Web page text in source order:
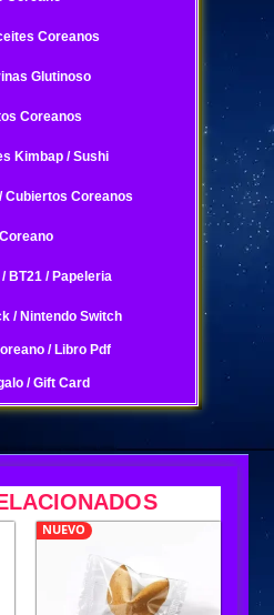
Coreanos
Glutinoso
Coreanos
Kimbap / Sushi
Cubiertos Coreanos
BT21 / Papeleria
/ Nintendo Switch
/ Libro Pdf
/ Gift Card
NUEVO